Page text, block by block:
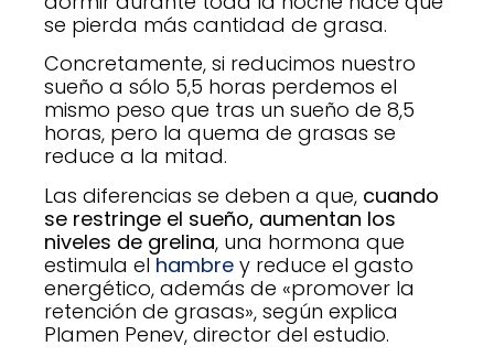
se pierda más cantidad de grasa.
Concretamente, si reducimos nuestro
sueño a sólo 5,5 horas perdemos el
mismo peso que tras un sueño de 8,5
horas, pero la quema de grasas se
reduce a la mitad.
Las diferencias se deben a que, cuando
se restringe el sueño, aumentan los
niveles de grelina, una hormona que
estimula el hambre y reduce el gasto
energético, además de «promover la
retención de grasas», según explica
Plamen Penev, director del estudio.